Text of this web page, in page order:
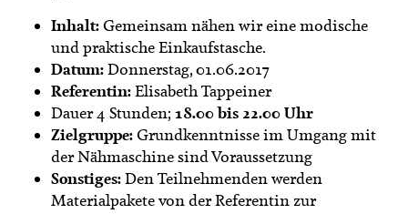
Inhalt:Gemeinsam nähen wir eine modische
und praktische Einkaufstasche.
Datum:Donnerstag, 01.06.2017
Referentin:Elisabeth Tappeiner
Dauer 4 Stunden;18.00 bis 22.00 Uhr
Zielgruppe:Grundkenntnisse im Umgang mit
der Nähmaschine sind Voraussetzung
Sonstiges:Den Teilnehmenden werden
Materialpakete von der Referentin zur